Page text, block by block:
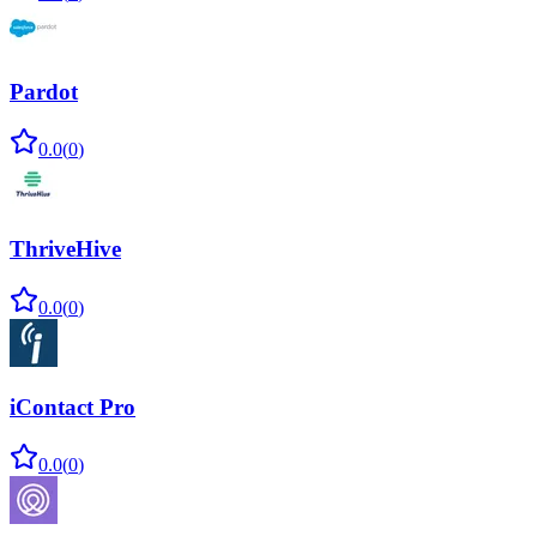
Pardot
0.0(0)
ThriveHive
0.0(0)
iContact Pro
0.0(0)